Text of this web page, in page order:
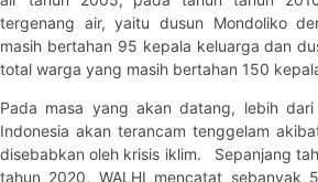
tergenang air, yaitu dusun Mondoliko
masih bertahan 95 kepala keluarga dan
total warga yang masih bertahan 150
Pada masa yang akan datang, lebih
Indonesia akan terancam tenggelam
disebabkan oleh krisis iklim. Sepanjang
tahun 2020, WALHI mencatat sebanyak